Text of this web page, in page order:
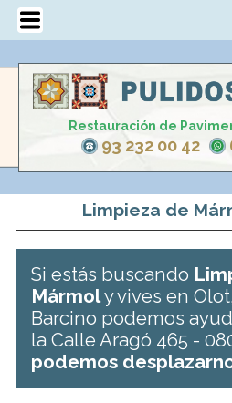
Restauración de
93 232 00 42
Limpieza de
Si estás buscando
Mármoly vives en
Barcino podemos
la Calle Aragó 465 -
podemos